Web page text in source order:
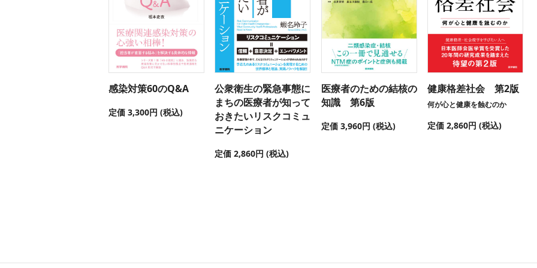
感染対策60のQ&A
定価 3,300円 (税込)
公衆衛生の緊急事態に
まちの医療者が知って
おきたいリスクコミュ
ニケーション
定価 2,860円 (税込)
医療者のための結核の
知識 第6版
定価 3,960円 (税込)
健康格差社会 第2版
何が心と健康を蝕むのか
定価 2,860円 (税込)